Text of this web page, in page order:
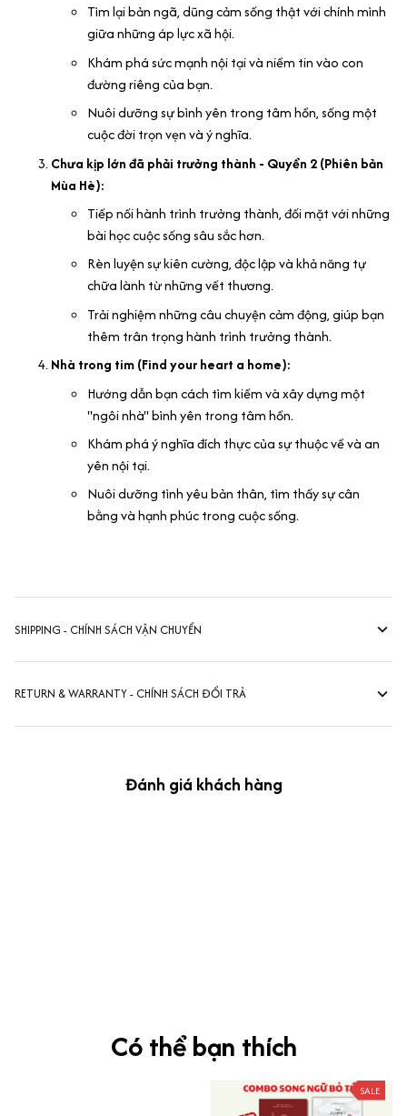
Tìm lại bản ngã, dũng cảm sống thật với chính mình
giữa những áp lực xã hội.
Khám phá sức mạnh nội tại và niềm tin vào con
đường riêng của bạn.
Nuôi dưỡng sự bình yên trong tâm hồn, sống một
cuộc đời trọn vẹn và ý nghĩa.
Chưa kịp lớn đã phải trưởng thành - Quyển 2 (Phiên bản
Mùa Hè):
Tiếp nối hành trình trưởng thành, đối mặt với những
bài học cuộc sống sâu sắc hơn.
Rèn luyện sự kiên cường, độc lập và khả năng tự
chữa lành từ những vết thương.
Trải nghiệm những câu chuyện cảm động, giúp bạn
thêm trân trọng hành trình trưởng thành.
Nhà trong tim (Find your heart a home):
Hướng dẫn bạn cách tìm kiếm và xây dựng một
"ngôi nhà" bình yên trong tâm hồn.
Khám phá ý nghĩa đích thực của sự thuộc về và an
yên nội tại.
Nuôi dưỡng tình yêu bản thân, tìm thấy sự cân
bằng và hạnh phúc trong cuộc sống.
SHIPPING - CHÍNH SÁCH VẬN CHUYỂN
RETURN & WARRANTY - CHÍNH SÁCH ĐỔI TRẢ
Đánh giá khách hàng
Có thể bạn thích
SALE